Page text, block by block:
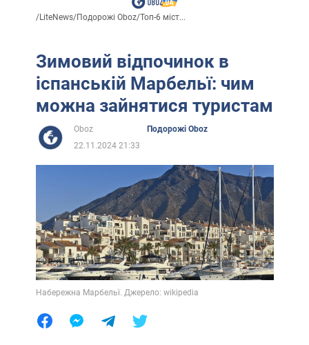
/LiteNews/Подорожі Oboz/Топ-6 міст...
Зимовий відпочинок в
іспанській Марбельї: чим
можна зайнятися туристам
Oboz
Подорожі Oboz
22.11.2024 21:33
Набережна Марбельї. Джерело: wikipedia